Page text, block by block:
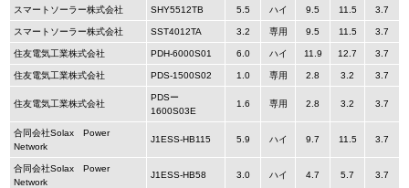
スマートソーラー株式会社 SHY5512TB 5.5 ハイ 9.5 11.5 3.7
スマートソーラー株式会社 SST4012TA 3.2 専用 9.5 11.5 3.7
住友電気工業株式会社 PDH-6000S01 6.0 ハイ 11.9 12.7 3.7
住友電気工業株式会社 PDS-1500S02 1.0 専用 2.8 3.2 3.7
住友電気工業株式会社
PDSー
1600S03E
1.6 専用 2.8 3.2 3.7
合同会社Solax Power
Network
J1ESS-HB115 5.9 ハイ 9.7 11.5 3.7
合同会社Solax Power
Network
J1ESS-HB58 3.0 ハイ 4.7 5.7 3.7